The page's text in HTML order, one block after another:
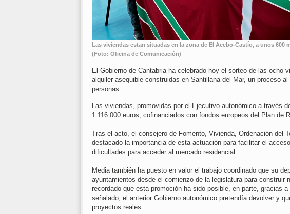
Las viviendas estan situadas en la zona de El Acebo-Castío, a unos 600
(Foto: Oficina de Comunicación)
El Gobierno de Cantabria ha celebrado hoy el sorteo de las ocho
alquiler asequible construidas en Santillana del Mar, un proceso
personas.
Las viviendas, promovidas por el Ejecutivo autonómico a través
1.116.000 euros, cofinanciados con fondos europeos del Plan de
Tras el acto, el consejero de Fomento, Vivienda, Ordenación del
destacado la importancia de esta actuación para facilitar el
dificultades para acceder al mercado residencial.
Media también ha puesto en valor el trabajo coordinado que su
ayuntamientos desde el comienzo de la legislatura para construir
recordado que esta promoción ha sido posible, en parte, gracias
señalado, el anterior Gobierno autonómico pretendía devolver y
proyectos reales.